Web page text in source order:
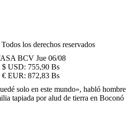
los derechos reservados
BCV Jue 06/08
$ USD: 755,90 Bs
€ EUR: 872,83 Bs
solo en este mundo», habló hombre
tapiada por alud de tierra en Boconó